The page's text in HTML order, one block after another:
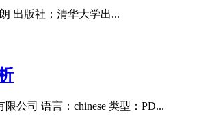
出版社：清华大学出...
公司 语言：chinese 类型：PD...